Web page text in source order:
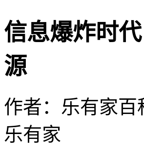
信息爆炸时
源
作者：乐有家百
乐有家